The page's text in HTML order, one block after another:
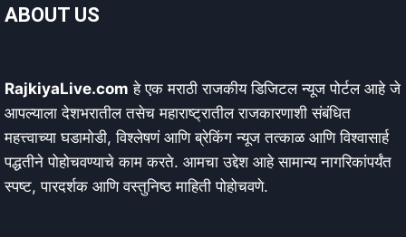
ABOUT US
RajkiyaLive.com हे एक मराठी राजकीय डिजिटल न्यूज पोर्टल आहे जे
आपल्याला देशभरातील तसेच महाराष्ट्रातील राजकारणाशी संबंधित
महत्त्वाच्या घडामोडी, विश्लेषणं आणि ब्रेकिंग न्यूज तत्काळ आणि विश्वासार्ह
पद्धतीने पोहोचवण्याचे काम करते. आमचा उद्देश आहे सामान्य नागरिकांपर्यंत
स्पष्ट, पारदर्शक आणि वस्तुनिष्ठ माहिती पोहोचवणे.